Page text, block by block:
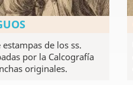
de los ss.
por la Calcografía
originales.